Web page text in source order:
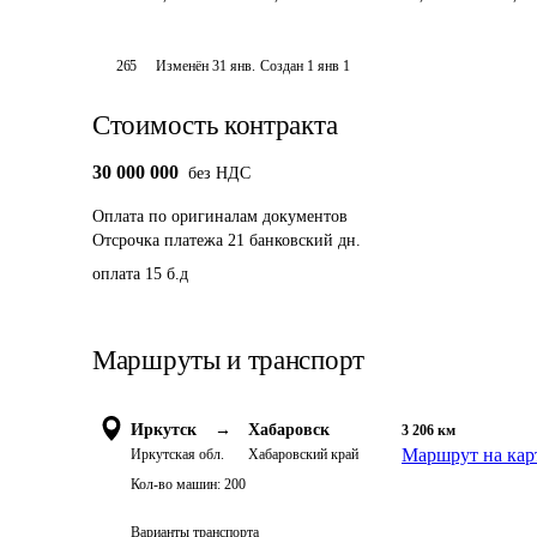
265 Изменён31 янв. Создан 1 янв 1
Стоимость контракта
30 000 000 без НДС
Оплата по оригиналам документов
Отсрочка платежа 21 банковский дн.
оплата 15 б.д
Маршруты и транспорт
Иркутск →
Иркутская обл.
Хабаровск
Хабаровский край
3 206 км
Маршрут на
Кол-во машин: 200
Варианты транспорта